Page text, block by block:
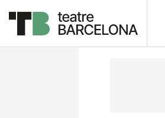
Descripción